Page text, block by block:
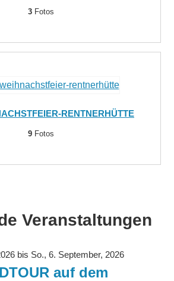
3 Fotos
RENTNERHÜTTE
9 Fotos
Veranstaltungen
bis So., 6. September, 2026
auf dem